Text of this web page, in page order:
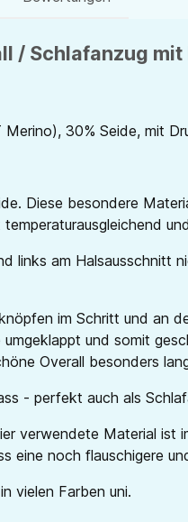
/ Schlafanzug
30% Seide, mit
Diese besondere
links am Halsausschnitt
im Schritt und an
umgeklappt und somit
Overall besonders
- perfekt auch als
verwendete Material ist
eine noch flauschigere
vielen Farben uni.